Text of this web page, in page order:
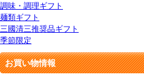
調味・調理ギフト
麺類ギフト
三國清三推奨品ギフト
季節限定
お買い物情報